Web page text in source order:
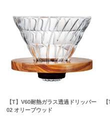
【T】V60耐熱ガラス透過ドリッパー
02 オリーブウッド